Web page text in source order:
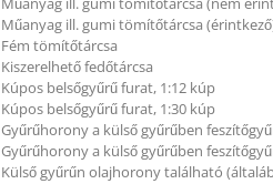
Műanyag ill. gumi tömítőtárcsa
Fém tömítőtárcsa
Kiszerelhető fedőtárcsa
Kúpos belsőgyűrű furat, 1:12 kúp
Kúpos belsőgyűrű furat, 1:30 kúp
Gyűrűhorony a külső gyűrűben
Gyűrűhorony a külső gyűrűben
Külső gyűrűn olajhorony található